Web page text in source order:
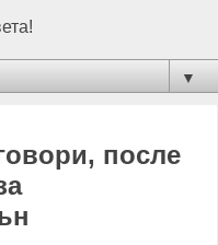
▼
после